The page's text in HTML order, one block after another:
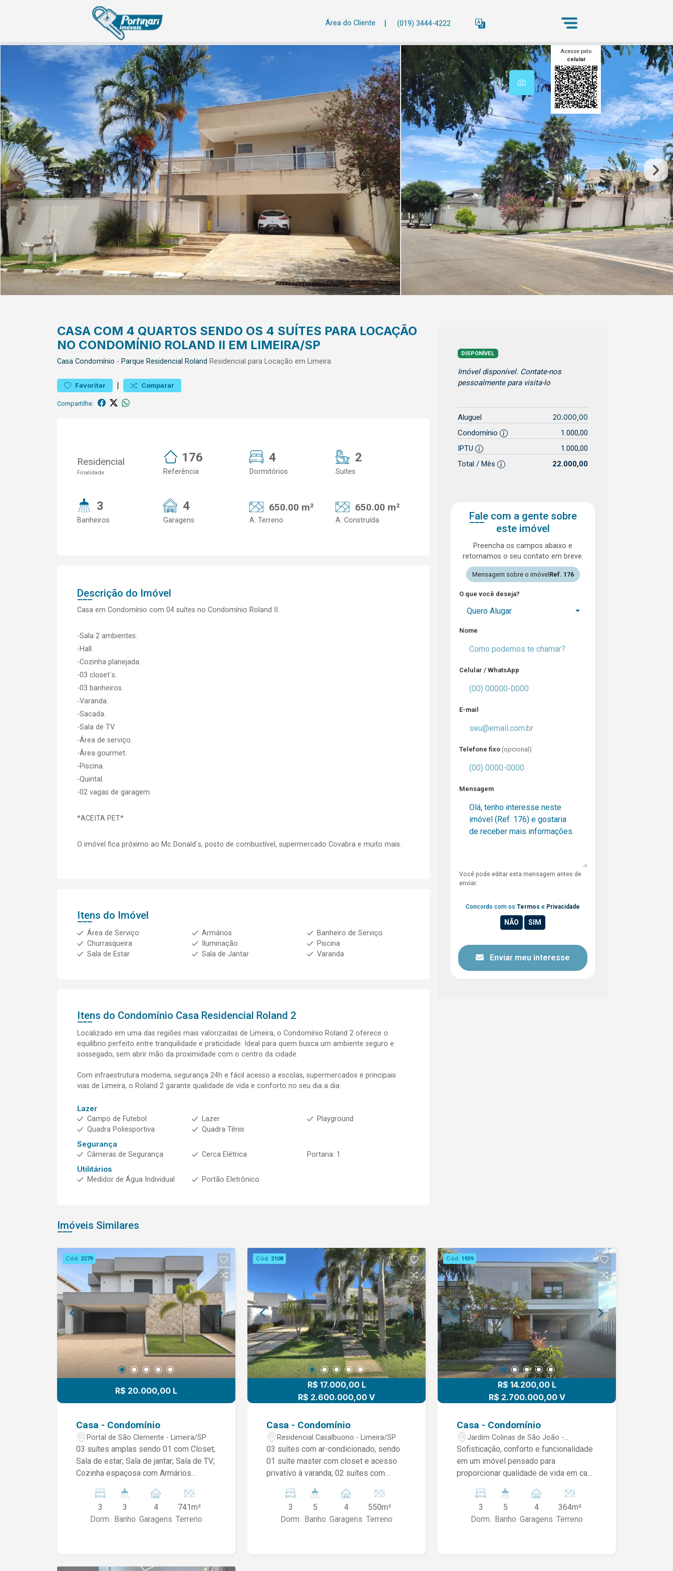
Área do Cliente | (019) 3444-4222
Acesse pelo
celular
CASA COM 4 QUARTOS SENDO OS 4 SUÍTES PARA LOCAÇÃO
NO CONDOMÍNIO ROLAND II EM LIMEIRA/SP
Casa Condomínio - Parque Residencial Roland Residencial para Locação em Limeira
Favoritar | Comparar
Compartilhe:
Residencial
Finalidade
176
Referência
4
Dormitórios
2
Suítes
3
Banheiros
4
Garagens
650.00 m²
A. Terreno
650.00 m²
A. Construída
Descrição do Imóvel
Casa em Condomínio com 04 suítes no Condomínio Roland II.
-Sala 2 ambientes.
-Hall.
-Cozinha planejada.
-03 closet`s.
-03 banheiros.
-Varanda.
-Sacada.
-Sala de TV.
-Área de serviço.
-Área gourmet.
-Piscina.
-Quintal.
-02 vagas de garagem.
*ACEITA PET*
O imóvel fica próximo ao Mc Donald`s, posto de combustível, supermercado Covabra e muito mais.
Itens do Imóvel
Área de Serviço Armários
Banheiro de Serviço
Churrasqueira
Iluminação
Piscina
Sala de Estar
Sala de Jantar Varanda
Itens do Condomínio Casa Residencial Roland 2
Localizado em uma das regiões mais valorizadas de Limeira, o Condomínio Roland 2 oferece o
equilíbrio perfeito entre tranquilidade e praticidade. Ideal para quem busca um ambiente seguro e
sossegado, sem abrir mão da proximidade com o centro da cidade.
Com infraestrutura moderna, segurança 24h e fácil acesso a escolas, supermercados e principais
vias de Limeira, o Roland 2 garante qualidade de vida e conforto no seu dia a dia.
Lazer
Campo de Futebol
Lazer
Playground
Quadra Poliesportiva
Quadra Tênis
Segurança
Câmeras de Segurança
Cerca Elétrica
Portaria: 1
Utilitários
Medidor de Água Individual
Portão Eletrônico
DISPONÍVEL
Imóvel disponível. Contate-nos
pessoalmente para visita-lo
Aluguel 20.000,00
Condomínio
1.000,00
IPTU
1.000,00
Total / Mês
22.000,00
Fale com a gente sobre
este imóvel
Preencha os campos abaixo e
retornamos o seu contato em breve.
Mensagem sobre o imóvel Ref. 176
O que você deseja?
Quero Alugar
Nome
Celular / WhatsApp
E-mail
Telefone fixo (opcional)
Mensagem
Você pode editar esta mensagem antes de
enviar.
Concordo com os Termos e Privacidade
Enviar meu interesse
Imóveis Similares
Cód. 2279
R$ 20.000,00 L
Casa - Condomínio
Portal de São Clemente - Limeira/SP
03 suítes amplas sendo 01 com Closet;
Sala de estar; Sala de jantar; Sala de TV;
Cozinha espaçosa com Armários
Espaço gourmet com churrasqueira;
Piscina e Área para espaço de lazer; 04
vagas de garagem sendo 02 cobertas;
3
Dorm.
3
Banho
4
Garagens
741m²
Terreno
Cód. 2108
R$ 17.000,00 L
R$ 2.600.000,00 V
Casa - Condomínio
Residencial Casalbuono - Limeira/SP
03 suítes com ar-condicionado, sendo
01 suíte master com closet e acesso
privativo à varanda; 02 suítes com
de inverno no pavimento superior; Sala
de estar climatizada; Sala de jantar; Sala
de TV; Cozinha com móveis planejados,
3
Dorm.
5
Banho
4
Garagens
550m²
Terreno
Cód. 1939
R$ 14.200,00 L
R$ 2.700.000,00 V
Casa - Condomínio
Jardim Colinas de São João -
Limeira/SP
Sofisticação, conforto e funcionalidade
em um imóvel pensado para
proporcionar qualidade de vida em cada
sendo 01 no andar inferior Hall de
entrada elegante Sala de estar ampla
com cortina automatizada Sala de jantar
3
Dorm.
5
Banho
4
Garagens
364m²
Terreno